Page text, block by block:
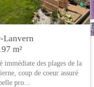
Lanvern
m²
immédiate des plages de la
coup de coeur assuré
pro...